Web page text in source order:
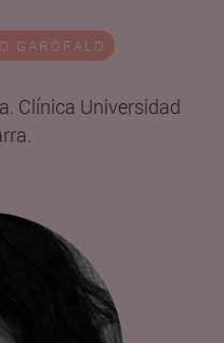
GARÓFALO
Clínica Universidad